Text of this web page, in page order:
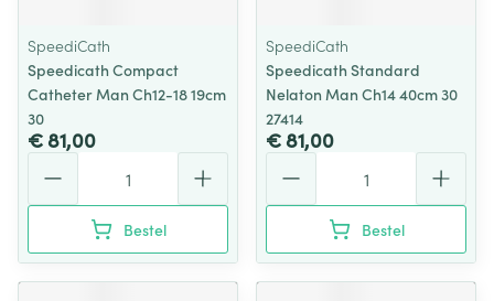
SpeediCath
Speedicath Compact
Catheter Man Ch12-18 19cm
30
€ 81,00
Bestel
SpeediCath
Speedicath Standard
Nelaton Man Ch14 40cm 30
27414
€ 81,00
Bestel